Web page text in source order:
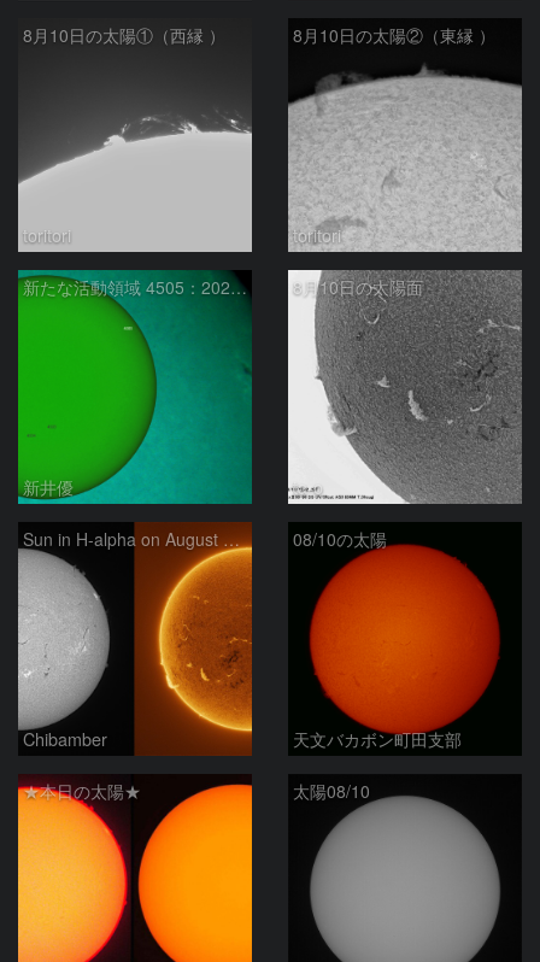
8月10日の太陽①（西縁 ）
toritori
8月10日の太陽②（東縁 ）
toritori
新たな活動領域 4505：2026/08/10
新井優
8月10日の太陽面
ta-o
Sun in H-alpha on August 10, 2026
Chibamber
08/10の太陽
天文バカボン町田支部
★本日の太陽★ 太陽08/10